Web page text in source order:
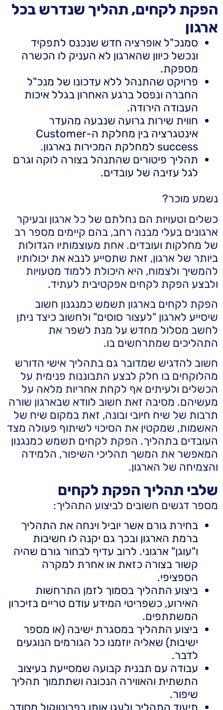
הפקת לקחים, תהליך שנדרש בכל
ארגון
סמנכ"ל אופרציה חדש שנכנס לתפקיד
ונכשל כיוון שהארגון לא העניק לו הכשרה
מספקת.
פרויקט שהתנהל ללא עדכונו של מנכ"ל
החברה ונפסל ברגע האחרון בגלל איכות
העבודה הירודה.
חווית שירות גרועה שנבעה מהעדר
אינטגרציה בין מחלקת ה-Customer
success למחלקת המכירות בארגון.
תהליך פיטורים שהתנהל בצורה לוקה וגרם
לגל עזיבה של עובדים.
נשמע מוכר?
כשלים וטעויות הם נחלתם של כל ארגון ובעיקר
ארגונים בעלי מבנה רחב, בהם קיימים מספר רב
של מחלקות ועובדים. אחת מעוצמותיו הגדולות
ביותר של ארגון, זאת שתסייע לנבא את יכולותיו
להמשיך ולצמוח, היא היכולת ללמוד מטעויות
ולבצע הפקת לקחים אפקטיבית לעתיד.
הפקת לקחים בארגון תשמש כמנגנון חשוב
שיסייע לארגון "לעצור סוסים" ולחשוב כיצד ניתן
לחשב מסלול מחדש על מנת לשפר את
התהליכים שמתרחשים בו.
חשוב להדגיש שמדובר גם בתהליך אישי הדורש
מהלוקחים בו חלק לבצע התבוננות פנימית על
הכשלים ולעיתים אף לקחת אחריות מלאה על
מעשיהם. מסיבה זאת חשוב לוודא שבארגון שורה
תרבות של שיח חיובי ובונה, זאת במקום שיח של
האשמות, שמקטין את הסיכוי לשיתוף פעולה מצד
העובדים בתהליך. הפקת לקחים תשמש כמנגנון
המאפשר את המשך תהליכי השיפור, הלמידה
והצמיחה של הארגון.
שלבי תהליך הפקת לקחים
מספר דגשים חשובים לביצוע התהליך:
בחירת גורם אשר יוביל וינחה את התהליך
ברמת הארגון ובכך גם יקנה לו חשיבות
ו"עוגן" ארגוני. לרוב עדיף לבחור גורם שהיה
קשור בצורה כזאת או אחרת למקרה
הספציפי.
ביצוע התהליך בסמוך לזמן התרחשות
האירוע, כשפריטי המידע עודם טריים בזיכרון
המשתתפים.
ביצוע התהליך במסגרת ישיבה (או מספר
ישיבות) שאליה יוזמנו כל הגורמים הנוגעים
לדבר.
עבודה עם תבנית קבועה שמסייעת בעיצוב
התשתית והאווירה הנכונה ושתתמוך תהליך
שיפור.